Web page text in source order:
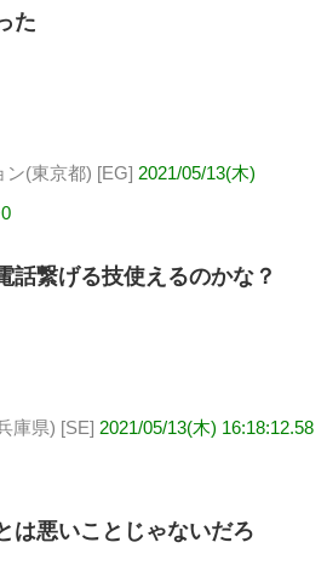
た
ン(東京都) [EG] 2021/05/13(木)
話繋げる技使えるのかな？
庫県) [SE] 2021/05/13(木) 16:18:12.58
は悪いことじゃないだろ